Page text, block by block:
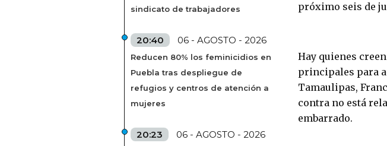
sindicato de trabajadores
20:40 06 - AGOSTO - 2026
Reducen 80% los feminicidios en
Puebla tras despliegue de
refugios y centros de atención a
mujeres
20:23 06 - AGOSTO - 2026
próximo seis de
Hay quienes
principales para
Tamaulipas,
contra no está
embarrado.